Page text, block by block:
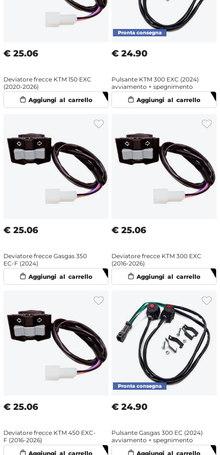
€ 25.06
Deviatore frecce KTM 150 EXC
(2020-2026)
€ 24.90
Pulsante KTM 300 EXC (2024)
avviamento + spegnimento
€ 25.06
Deviatore frecce Gasgas 350
EC-F (2024)
€ 25.06
Deviatore frecce KTM 300 EXC
(2016-2026)
€ 25.06
Deviatore frecce KTM 450 EXC-
F (2016-2026)
€ 24.90
Pulsante Gasgas 300 EC (2024)
avviamento + spegnimento